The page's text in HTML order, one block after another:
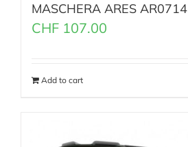
MASCHERA ARES AR0714
CHF 107.00
Add to cart